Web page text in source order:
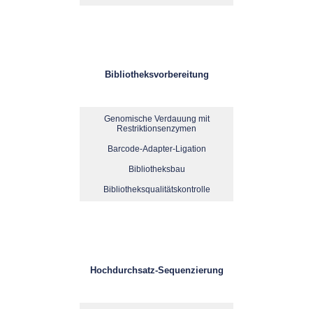
Bibliotheksvorbereitung
Genomische Verdauung mit
Restriktionsenzymen
Barcode-Adapter-Ligation
Bibliotheksbau
Bibliotheksqualitätskontrolle
Hochdurchsatz-Sequenzierung